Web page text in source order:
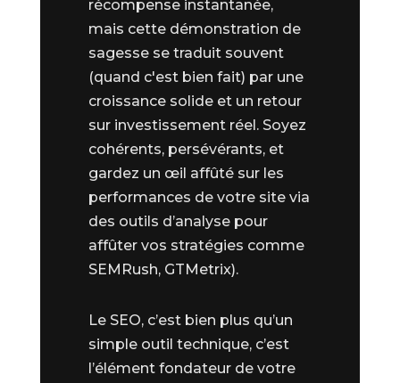
récompense instantanée,
mais cette démonstration de
sagesse se traduit souvent
(quand c'est bien fait) par une
croissance solide et un retour
sur investissement réel. Soyez
cohérents, persévérants, et
gardez un œil affûté sur les
performances de votre site via
des outils d’analyse pour
affûter vos stratégies comme
SEMRush, GTMetrix).
Le SEO, c’est bien plus qu’un
simple outil technique, c’est
l’élément fondateur de votre